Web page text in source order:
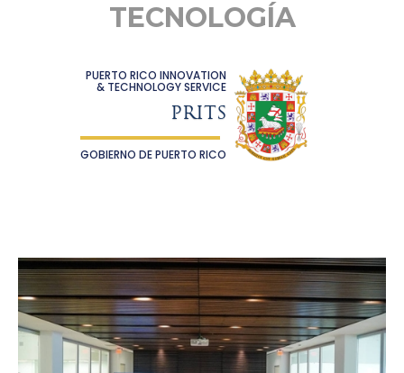
TECNOLOGÍA
PUERTO RICO INNOVATION
& TECHNOLOGY SERVICE
PRITS
GOBIERNO DE PUERTO RICO